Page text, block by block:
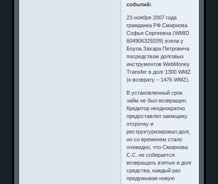
событий:
23 ноября 2007 года
гражданка РФ Смирнова
Софья Сергеевна (WMID
604906329209) взяла у
Боула Захара Петровича
посредством долговых
инструментов WebMoney
Transfer в долг 1300 WMZ
(к возврату – 1476 WMZ).
В установленный срок
займ не был возвращен.
Кредитор неоднократно
предоставлял заемщику
отсрочку и
реструктуризировал долг,
но со временем стало
очевидно, что Смирнова
С.С. не собирается
возвращать взятые в долг
средства, каждый раз
придумывая новую